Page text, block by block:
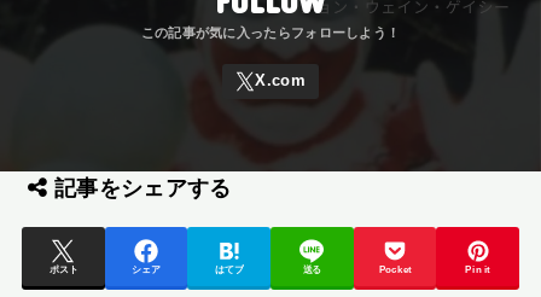
記事をシェアする
ポスト シェア はてブ 送る Pocket Pin it